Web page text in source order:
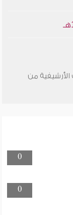
من
0
0